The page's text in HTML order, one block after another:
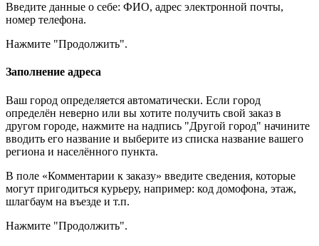
Введите данные о себе: ФИО, адрес электронной почты,
номер телефона.
Нажмите "Продолжить".
Заполнение адреса
Ваш город определяется автоматически. Если город
определён неверно или вы хотите получить свой заказ в
другом городе, нажмите на надпись "Другой город" начините
вводить его название и выберите из списка название вашего
региона и населённого пункта.
В поле «Комментарии к заказу» введите сведения, которые
могут пригодиться курьеру, например: код домофона, этаж,
шлагбаум на въезде и т.п.
Нажмите "Продолжить".